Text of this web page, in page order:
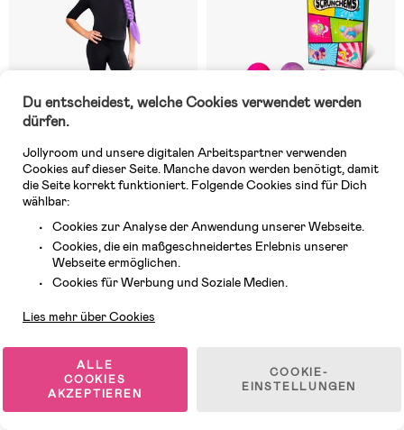
Vorläufig ausverkauft
Rubies K-Pop Demon Hunters
Perücke Rumi
29,99 €
Vorläufig ausverkauft
(0)
Scrunchems Überraschungsbox
Squishies
Beliebtes Spielzeug für jedes Alter
Du entscheidest, welche Cookies verwendet werden
dürfen.
Jollyroom und unsere digitalen Arbeitspartner verwenden
Cookies auf dieser Seite. Manche davon werden benötigt, damit
die Seite korrekt funktioniert. Folgende Cookies sind für Dich
wählbar:
Cookies zur Analyse der Anwendung unserer Webseite.
Cookies, die ein maßgeschneidertes Erlebnis unserer
Webseite ermöglichen.
Cookies für Werbung und Soziale Medien.
Lies mehr über Cookies
ALLE
COOKIES
AKZEPTIEREN
COOKIE-
EINSTELLUNGEN